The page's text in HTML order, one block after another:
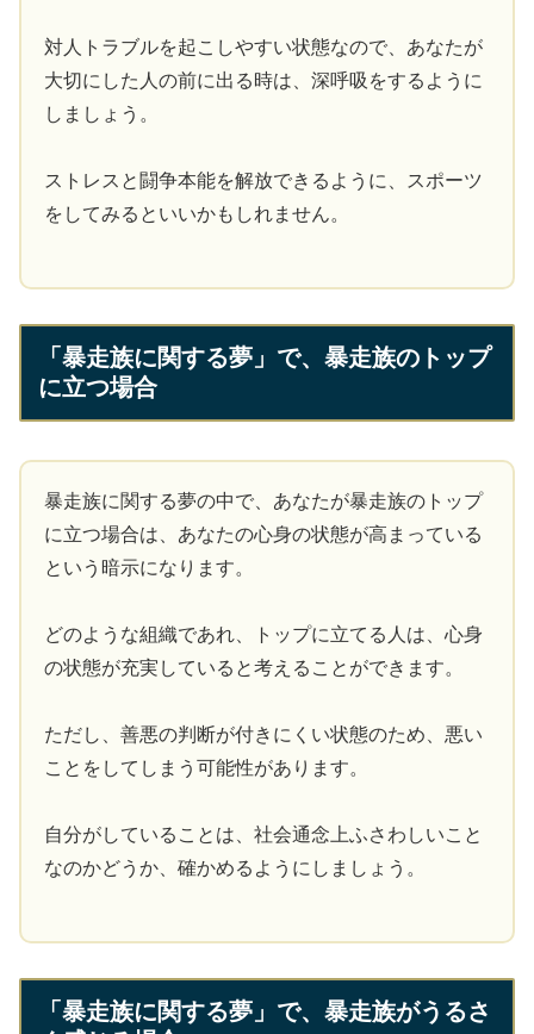
対人トラブルを起こしやすい状態なので、あなたが
大切にした人の前に出る時は、深呼吸をするように
しましょう。
ストレスと闘争本能を解放できるように、スポーツ
をしてみるといいかもしれません。
「暴走族に関する夢」で、暴走族のトップ
に立つ場合
暴走族に関する夢の中で、あなたが暴走族のトップ
に立つ場合は、あなたの心身の状態が高まっている
という暗示になります。
どのような組織であれ、トップに立てる人は、心身
の状態が充実していると考えることができます。
ただし、善悪の判断が付きにくい状態のため、悪い
ことをしてしまう可能性があります。
自分がしていることは、社会通念上ふさわしいこと
なのかどうか、確かめるようにしましょう。
「暴走族に関する夢」で、暴走族がうるさ